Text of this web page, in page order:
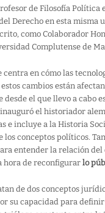
de Filosofía
Derecho en esta
como Colaborador
Complutense de
centra en cómo las
cambios están
el que llevo a cabo
el historiador
e incluye a la Historia
los conceptos políticos.
entender la relación
hora de reconfigurar lo
de dos conceptos
su capacidad para